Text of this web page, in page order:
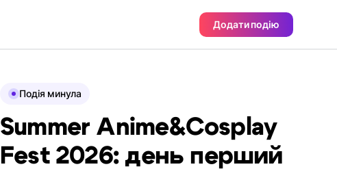
Додати подію
Подія минула
Summer Anime&Cosplay
Fest 2026: день перший